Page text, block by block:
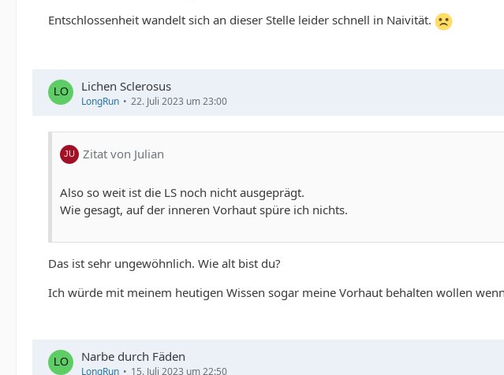
Entschlossenheit wandelt sich an dieser Stelle leider schnell in Naivität.
Lichen Sclerosus
LongRun 22. Juli 2023 um 23:00
Zitat von Julian
Also so weit ist die LS noch nicht ausgeprägt.
Wie gesagt, auf der inneren Vorhaut spüre ich nichts.
Das ist sehr ungewöhnlich. Wie alt bist du?
Ich würde mit meinem heutigen Wissen sogar meine Vorhaut behalten wollen
Narbe durch Fäden
LongRun 15. Juli 2023 um 22:50